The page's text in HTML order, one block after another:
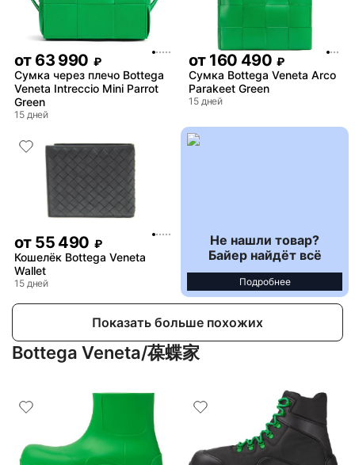
от 63 990 ₽
Сумка через плечо Bottega
Veneta Intreccio Mini Parrot
Green
15 дней
от 160 490 ₽
Сумка Bottega Veneta Arco
Parakeet Green
15 дней
от 55 490 ₽
Кошелёк Bottega Veneta
Wallet
15 дней
Не нашли товар?
Байер найдёт всё
Подробнее
Показать больше похожих
Bottega Veneta/葆蝶家